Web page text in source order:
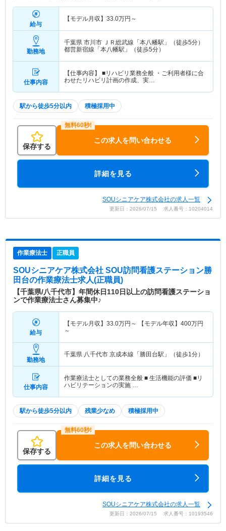
給与
【モデル月収】 33.0万円～
勤務地
千葉県 市川市 ＪＲ総武線「本八幡駅」（徒歩5分）
都営新宿線「本八幡駅」（徒歩5分）
仕事内容
【仕事内容】 ■リハビリ業務全般 ・ご利用者様に合
わせたリハビリ計画の作成、実…
駅から徒歩5分以内 積極採用中
保存する
この求人を問い合わせる
詳細を見る
SOUシニアケア株式会社の求人一覧
更新日：2026/07/15 求人番号：10204014
作業療法士 正職員
SOUシニアケア株式会社 SOU訪問看護ステーション勝
田台の作業療法士求人(正職員)
【千葉県/八千代市】年間休日110日以上の訪問看護ステーショ
ンで作業療法士さん募集中♪
給与
【モデル月収】 33.0万円～ 【モデル年収】 400万円
～
勤務地
千葉県 八千代市 京成本線「勝田台駅」（徒歩1分）
仕事内容
作業療法士としての業務全般 ■ 生活機能の評価 ■リ
ハビリテーションの実施 …
駅から徒歩5分以内 残業少なめ 積極採用中
保存する
この求人を問い合わせる
詳細を見る
SOUシニアケア株式会社の求人一覧
更新日：2026/07/15 求人番号：10193546